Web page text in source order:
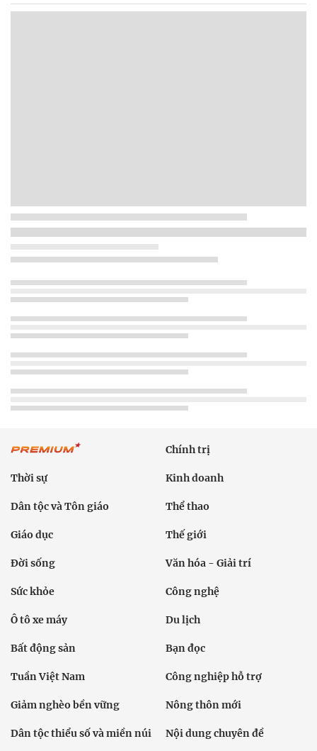
Chính trị
Thời sự Kinh doanh
Dân tộc và Tôn giáo Thể thao
Giáo dục Thế giới
Đời sống Văn hóa - Giải trí
Sức khỏe Công nghệ
Ô tô xe máy Du lịch
Bất động sản Bạn đọc
Tuần Việt Nam Công nghiệp hỗ trợ
Giảm nghèo bền vững Nông thôn mới
Dân tộc thiểu số và miền núi Nội dung chuyên đề